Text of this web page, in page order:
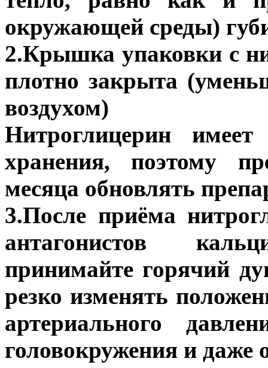
окружающей среды)
2.Крышка упаковки с
плотно закрыта
воздухом)
Нитроглицерин
хранения, поэтому
месяца обновлять
3.После приёма
антагонистов
принимайте горячий
резко изменять
артериального
головокружения и даже